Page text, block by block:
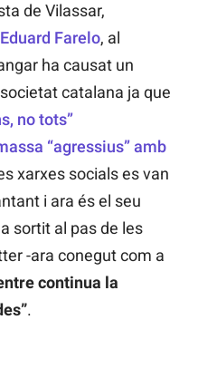
de Vilassar,
Eduard Farelo, al
ha causat un
catalana ja que
no tots”
“agressius” amb
xarxes socials es van
i ara és el seu
sortit al pas de les
-ara conegut com a
continua la
.